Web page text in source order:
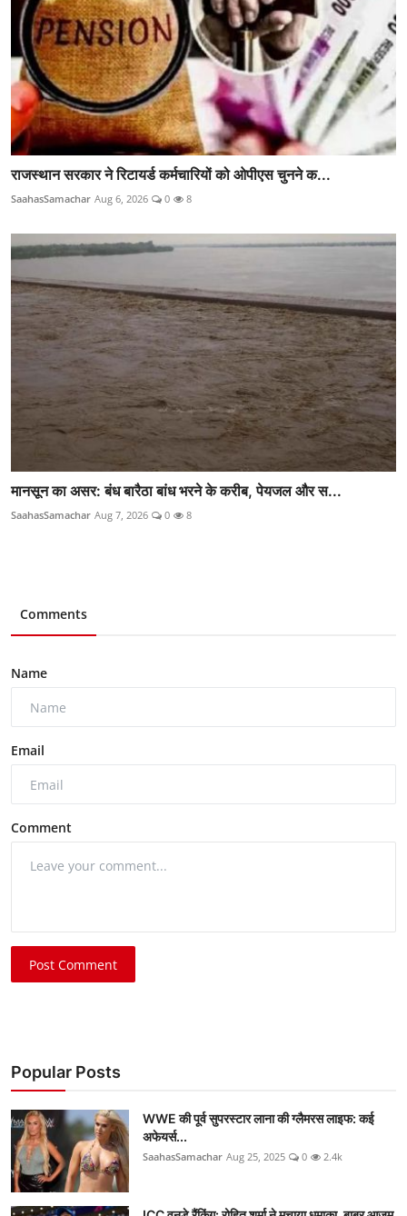
राजस्थान सरकार ने रिटायर्ड कर्मचारियों को ओपीएस चुनने क...
SaahasSamachar Aug 6, 2026 0 8
मानसून का असर: बंध बारैठा बांध भरने के करीब, पेयजल और स...
SaahasSamachar Aug 7, 2026 0 8
Comments
Name
Email
Comment
Post Comment
Popular Posts
WWE की पूर्व सुपरस्टार लाना की ग्लैमरस लाइफ: कई
अफेयर्स...
SaahasSamachar Aug 25, 2025 0 2.4k